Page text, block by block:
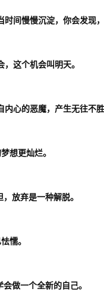
时间慢慢沉淀，你会发现
这个机会叫明天。
心的恶魔，产生无往不胜
想更灿烂。
放弃是一种解脱。
懦。
做一个全新的自己。